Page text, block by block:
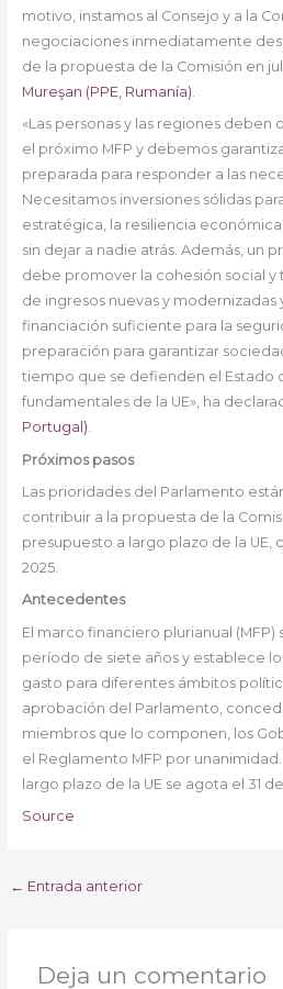
motivo, instamos al Consejo y a la
negociaciones inmediatamente
de la propuesta de la Comisión en
Mureşan (PPE, Rumanía)
«Las personas y las regiones deben
el próximo MFP y debemos
preparada para responder a las
Necesitamos inversiones sólidas
estratégica, la resiliencia
sin dejar a nadie atrás. Además, un
debe promover la cohesión social y
de ingresos nuevas y modernizadas
financiación suficiente para la
preparación para garantizar
tiempo que se defienden el Estado
fundamentales de la UE», ha
Portugal).
Próximos pasos
Las prioridades del Parlamento
contribuir a la propuesta de la
presupuesto a largo plazo de la UE,
2025.
Antecedentes
El marco financiero plurianual (MFP)
período de siete años y establece
gasto para diferentes ámbitos
aprobación del Parlamento,
miembros que lo componen, los
el Reglamento MFP por
largo plazo de la UE se agota el 31
Source
← Entrada anterior
Deja un comentario